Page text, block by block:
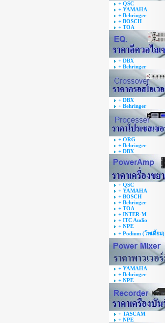
+ QSC
+ YAMAHA
+ Behringer
+ BOSCH
+ TOA
+ DBX
+ Behringer
+ DBX
+ Behringer
+ ORG
+ Behringer
+ DBX
+ QSC
+ YAMAHA
+ BOSCH
+ Behringer
+ TOA
+ INTER-M
+ ITC Audio
+ NPE
+ Podium (โพเดี้ยม)
+ YAMAHA
+ Behringer
+ NPE
+ TASCAM
+ NPE